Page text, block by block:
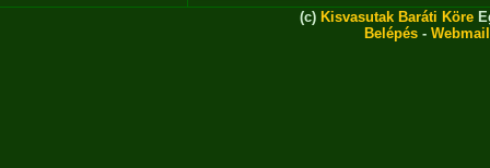
(c) Kisvasutak Baráti Köre
Belépés - Webmail